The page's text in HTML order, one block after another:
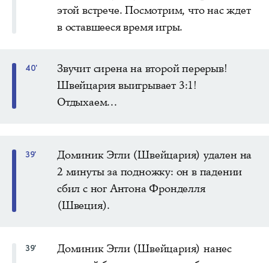
этой встрече. Посмотрим, что нас ждет
в оставшееся время игры.
40'
Звучит сирена на второй перерыв!
Швейцария выигрывает 3:1!
Отдыхаем...
39'
Доминик Эгли (Швейцария) удален на
2 минуты за подножку: он в падении
сбил с ног Антона Фронделля
(Швеция).
39'
Доминик Эгли (Швейцария) нанес